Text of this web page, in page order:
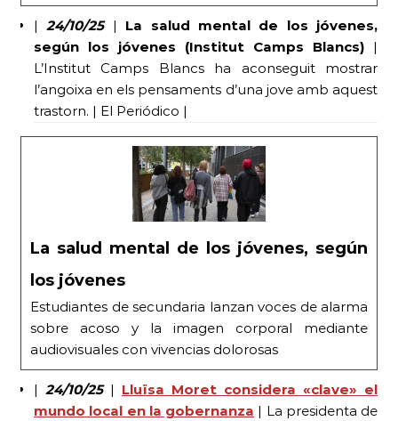
|24/10/25| La salud mental de los jóvenes,
según los jóvenes (Institut Camps Blancs) |
L’Institut Camps Blancs ha aconseguit mostrar
l’angoixa en els pensaments d’una jove amb aquest
trastorn. | El Periódico |
La salud mental de los jóvenes, según
los jóvenes
Estudiantes de secundaria lanzan voces de alarma
sobre acoso y la imagen corporal mediante
audiovisuales con vivencias dolorosas
| 24/10/25| Lluïsa Moret considera «clave» el
mundo local en la gobernanza | La presidenta de